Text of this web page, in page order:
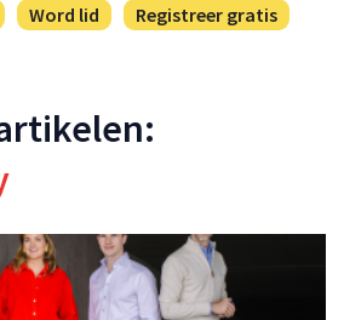
Registreer gratis
Word lid